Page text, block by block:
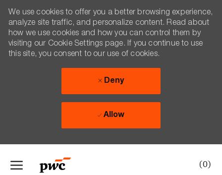
(0)
We use cookies to offer you a better browsing experience,
analyze site traffic, and personalize content. Read about
how we use cookies and how you can control them by
visiting our Cookie Settings page. If you continue to use
this site, you consent to our use of cookies.
Deny
Allow